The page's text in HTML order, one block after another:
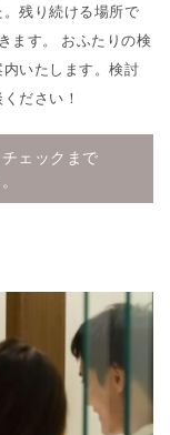
残り続ける場所で
ます。 おふたりの検
いたします。検討
ださい！
ェックまで